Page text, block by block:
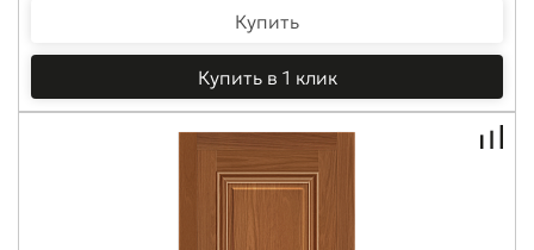
Купить
Купить в 1 клик